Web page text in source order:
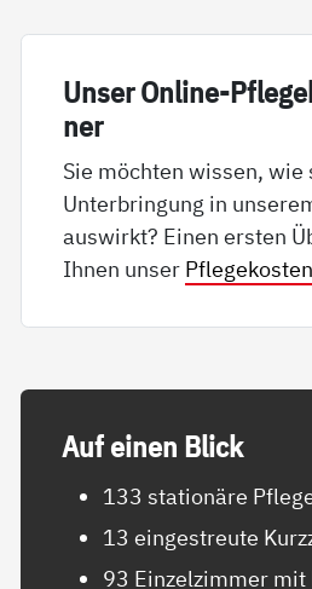
Un­ser On­li­ne-
ner
Sie möchten wissen, wie
Unterbringung in
auswirkt? Einen ersten
Ihnen unser
Auf ei­nen Blick
133 stationäre
13 eingestreute
93 Einzelzimmer mit